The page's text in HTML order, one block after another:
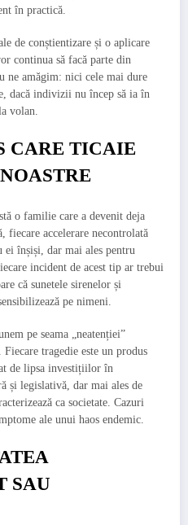
în practică.
de conștientizare și o aplicare
continua să facă parte din
ne amăgim: nici cele mai dure
dacă indivizii nu încep să ia în
volan.
CARE TICAIE
o familie care a devenit deja
fiecare accelerare necontrolată
ei înșiși, dar mai ales pentru
incident de acest tip ar trebui
că sunetele sirenelor și
pe nimeni.
pe seama „neatenției”
tragedie este un produs
de lipsa investițiilor în
și legislativă, dar mai ales de
ca societate. Cazuri
ale unui haos endemic.
SAU